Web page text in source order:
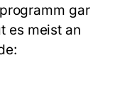
gar
es meist an